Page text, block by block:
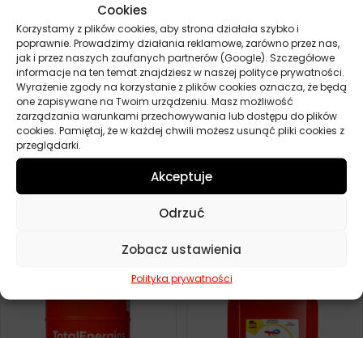
Cookies
Korzystamy z plików cookies, aby strona działała szybko i
poprawnie. Prowadzimy działania reklamowe, zarówno przez nas,
jak i przez naszych zaufanych partnerów (Google). Szczegółowe
informacje na ten temat znajdziesz w naszej polityce prywatności.
Wyrażenie zgody na korzystanie z plików cookies oznacza, że będą
one zapisywane na Twoim urządzeniu. Masz możliwość
zarządzania warunkami przechowywania lub dostępu do plików
cookies. Pamiętaj, że w każdej chwili możesz usunąć pliki cookies z
przeglądarki.
Akceptuje
Odrzuć
Zobacz ustawienia
Polityka prywatności